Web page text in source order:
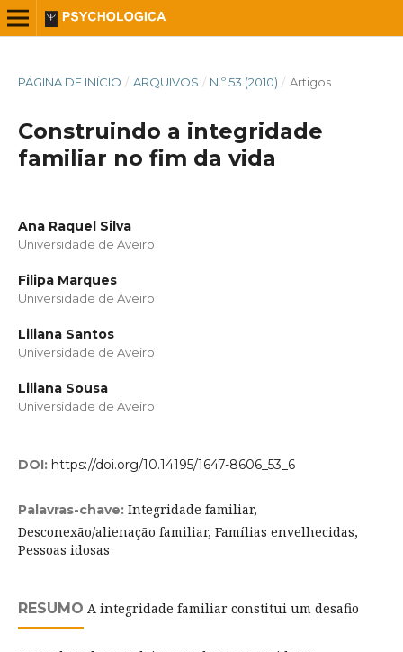
PÁGINA DE INÍCIO / ARQUIVOS / N.º 53 (2010) / Artigos
Construindo a integridade
familiar no fim da vida
Ana Raquel Silva
Universidade de Aveiro
Filipa Marques
Universidade de Aveiro
Liliana Santos
Universidade de Aveiro
Liliana Sousa
Universidade de Aveiro
DOI: https://doi.org/10.14195/1647-8606_53_6
Palavras-chave: Integridade familiar,
Desconexão/alienação familiar, Famílias envelhecidas,
Pessoas idosas
RESUMO A integridade familiar constitui um desafio